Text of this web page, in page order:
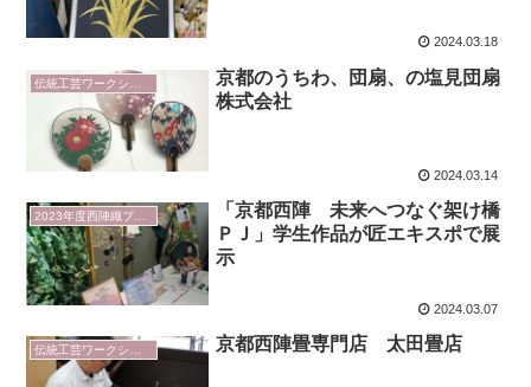
2024.03.18
京都のうちわ、団扇、の塩見団扇
株式会社
2024.03.14
2023年度西陣織プロジェクト
「京都西陣 未来へつなぐ架け橋
ＰＪ」学生作品が匠エキスポで展
示
2024.03.07
京都西陣畳専門店 太田畳店